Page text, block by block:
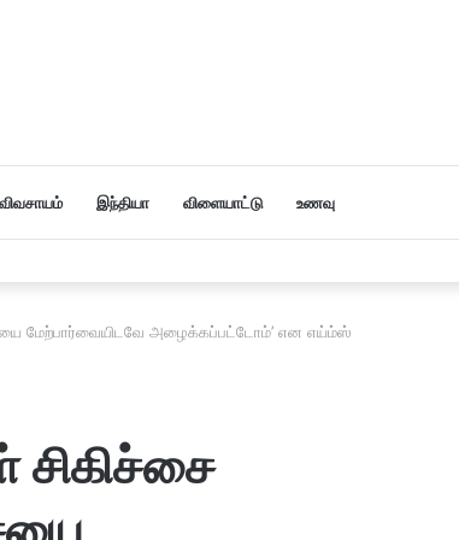
விவசாயம் இந்தியா விளையாட்டு உணவு
வருகை….
மேற்பார்வையிடவே அழைக்கப்பட்டோம்’ என எய்ம்ஸ்
சிகிச்சை